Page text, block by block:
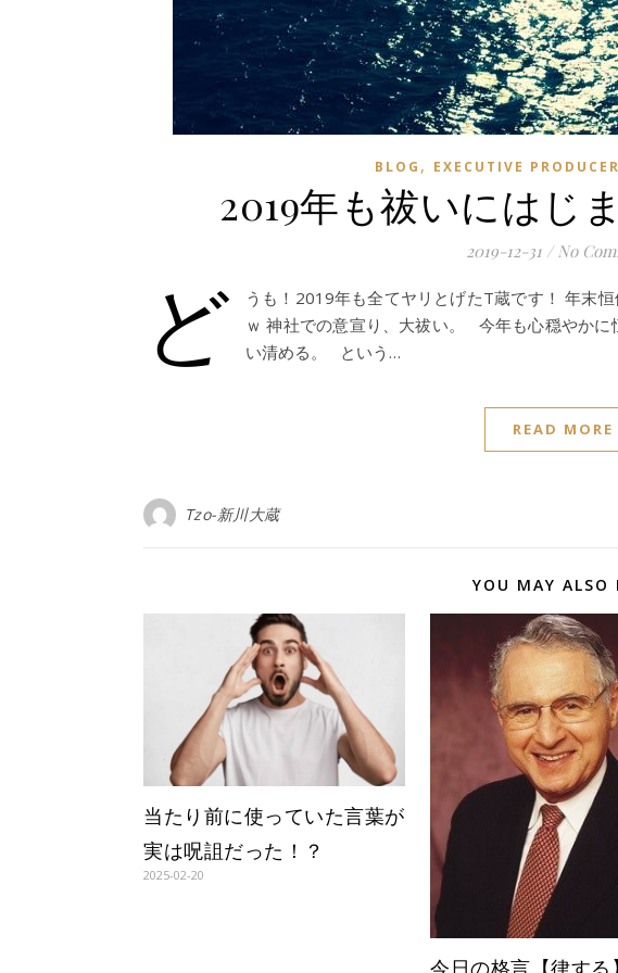
BLOG , EXECUTIVE
2019年も祓いにはじ
2019-12-31 / No
ど
うも！2019年も全てヤリとげたT蔵です！ 年末
ｗ 神社での意宣り、大祓い。 今年も心穏やか
い清める。 という…
READ MORE
Tzo-新川大蔵
YOU MAY ALSO
当たり前に使っていた言葉が
実は呪詛だった！？
2025-02-20